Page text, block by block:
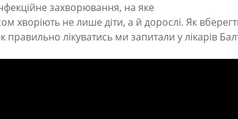
захворювання, на яке
хворіють не лише діти, а й дорослі. Як
правильно лікуватись ми запитали у лікарів